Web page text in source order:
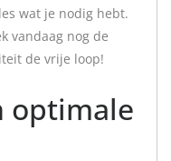
wat je nodig hebt.
vandaag nog de
de vrije loop!
optimale